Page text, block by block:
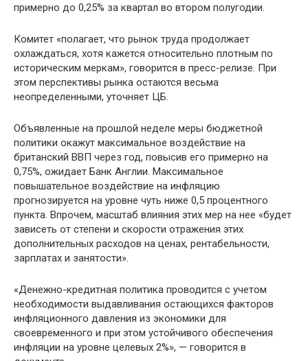
примерно до 0,25% за квартал во втором полугодии.
Комитет «полагает, что рынок труда продолжает
охлаждаться, хотя кажется относительно плотным по
историческим меркам», говорится в пресс-релизе. При
этом перспективы рынка остаются весьма
неопределенными, уточняет ЦБ.
Объявленные на прошлой неделе меры бюджетной
политики окажут максимальное воздействие на
британский ВВП через год, повысив его примерно на
0,75%, ожидает Банк Англии. Максимальное
повышательное воздействие на инфляцию
прогнозируется на уровне чуть ниже 0,5 процентного
пункта. Впрочем, масштаб влияния этих мер на нее «будет
зависеть от степени и скорости отражения этих
дополнительных расходов на ценах, рентабельности,
зарплатах и занятости».
«Денежно-кредитная политика проводится с учетом
необходимости выдавливания остающихся факторов
инфляционного давления из экономики для
своевременного и при этом устойчивого обеспечения
инфляции на уровне целевых 2%», — говорится в